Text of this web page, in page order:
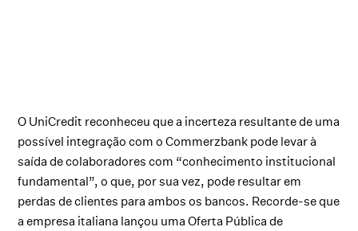
O UniCredit reconheceu que a incerteza resultante de uma
possível integração com o Commerzbank pode levar à
saída de colaboradores com “conhecimento institucional
fundamental”, o que, por sua vez, pode resultar em
perdas de clientes para ambos os bancos. Recorde-se que
a empresa italiana lançou uma Oferta Pública de